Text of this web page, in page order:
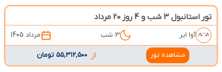
تور استانبول 3 شب و 4 روز 20 مرداد
آوا ایر 3 شب مرداد 1405
مشاهده تور از ۵۵٬۳۱۲٬۵۰۰ تومان